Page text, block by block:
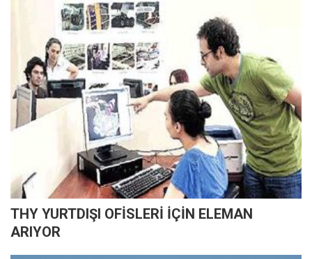
THY YURTDIŞI OFİSLERİ İÇİN ELEMAN
ARIYOR